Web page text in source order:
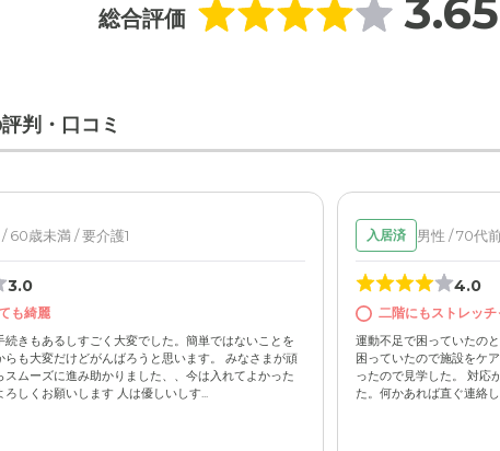
総合評価 3.65
判・口コミ
60歳未満 / 要介護1
3.0
も綺麗
続きもあるしすごく大変でした。簡単ではないことを
らも大変だけどがんばろうと思います。 みなさまが頑
スムーズに進み助かりました、、今は入れてよかった
しくお願いします 人は優しいしす...
入居済 男性 / 70代
4.0
二階にもストレッ
運動不足で困っていたの
困っていたので施設をケ
ったので見学した。 対応
た。何かあれば直ぐ連絡